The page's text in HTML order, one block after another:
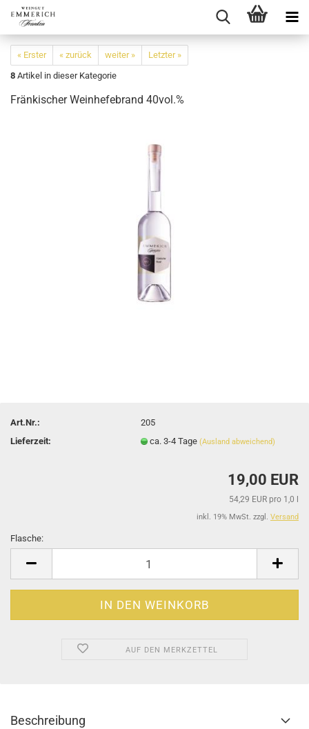
« Erster « zurück weiter »
Letzter »
8 Artikel in dieser Kategorie
Fränkischer Weinhefebrand 40vol.%
Art.Nr.:
205
Lieferzeit:
ca. 3-4 Tage(Ausland abweichend)
19,00 EUR
54,29 EUR pro 1,0 l
inkl. 19% MwSt. zzgl. Versand
Flasche:
AUF DEN MERKZETTEL
Beschreibung